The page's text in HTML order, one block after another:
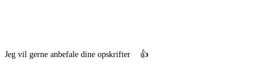
Jeg vil gerne anbefale dine opskrifter 👍